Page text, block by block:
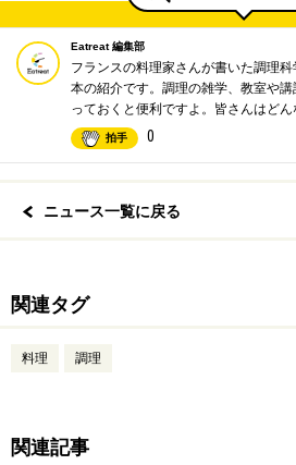
Eatreat 編集部
フランスの料理家さんが書いた調理
本の紹介です。調理の雑学、教室や
っておくと便利ですよ。皆さんはどん
拍手 0
ニュース一覧に戻る
関連タグ
料理 調理
関連記事